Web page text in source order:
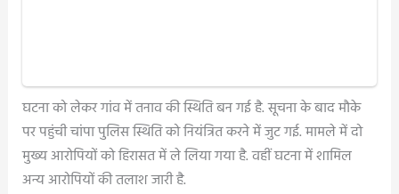
घटना को लेकर गांव में तनाव की स्थिति बन गई है. सूचना के बाद मौके
पर पहुंची चांपा पुलिस स्थिति को नियंत्रित करने में जुट गई. मामले में दो
मुख्य आरोपियों को हिरासत में ले लिया गया है. वहीं घटना में शामिल
अन्य आरोपियों की तलाश जारी है.